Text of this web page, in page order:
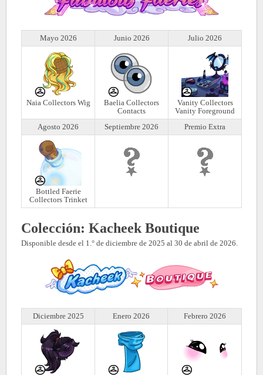
Mayo 2026 Junio 2026 Julio 2026
Naia Collectors Wig
Baelia Collectors
Contacts
Vanity Collectors
Vanity Foreground
Agosto 2026
Septiembre 2026 Premio Extra
Bottled Faerie
Collectors Trinket
Colección: Kacheek Boutique
Disponible desde el 1.° de diciembre de 2025 al 30 de abril de 2026.
Diciembre 2025 Enero 2026 Febrero 2026